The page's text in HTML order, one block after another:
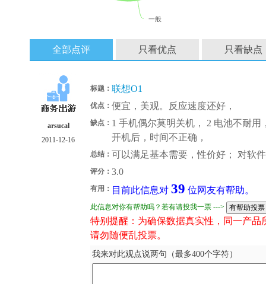
一般
全部点评 只看优点 只看缺点
arsucal
2011-12-16
标题： 联想O1
优点： 便宜，美观。反应速度还好，
缺点： 1 手机偶尔莫明关机， 2 电池不耐
开机后，时间不正确，
总结： 可以满足基本需要，性价好； 对软
评分： 3.0
有用： 目前此信息对 39 位网友有帮助。
此信息对你有帮助吗？若有请投我一票 --->
特别提醒：为确保数据真实性，同一产
请勿随便乱投票。
我来对此观点说两句（最多400个字符）